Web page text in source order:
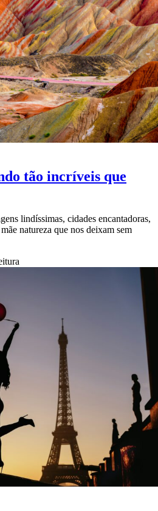
tão incríveis que
lindíssimas, cidades encantadoras,
natureza que nos deixam sem